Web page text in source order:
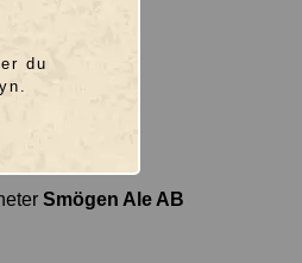
du
Smögen Ale AB